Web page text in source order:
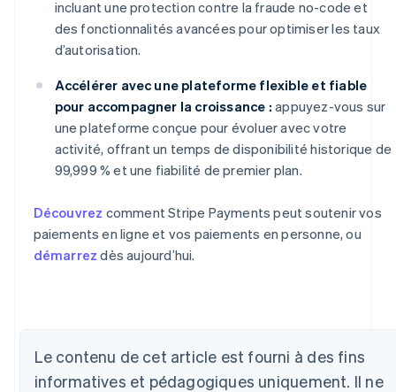
incluant une protection contre la fraude no-code et
des fonctionnalités avancées pour optimiser les taux
d’autorisation.
Accélérer avec une plateforme flexible et fiable
pour accompagner la croissance : appuyez-vous sur
une plateforme conçue pour évoluer avec votre
activité, offrant un temps de disponibilité historique de
99,999 % et une fiabilité de premier plan.
Découvrez comment Stripe Payments peut soutenir vos
paiements en ligne et vos paiements en personne, ou
démarrez dès aujourd’hui.
Le contenu de cet article est fourni à des fins
informatives et pédagogiques uniquement. Il ne
Allemagne
Deutsch English
Australie
English